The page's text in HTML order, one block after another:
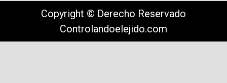
Copyright © Derecho Reservado
Controlandoelejido.com